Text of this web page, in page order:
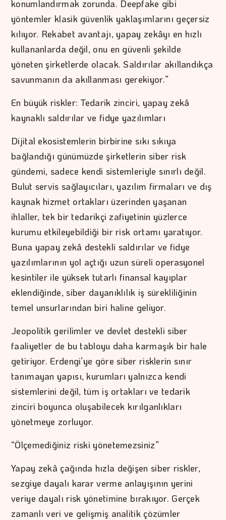
konumlandırmak zorunda. Deepfake gibi
yöntemler klasik güvenlik yaklaşımlarını geçersiz
kılıyor. Rekabet avantajı, yapay zekâyı en hızlı
kullananlarda değil, onu en güvenli şekilde
yöneten şirketlerde olacak. Saldırılar akıllandıkça
savunmanın da akıllanması gerekiyor.”
En büyük riskler: Tedarik zinciri, yapay zekâ
kaynaklı saldırılar ve fidye yazılımları
Dijital ekosistemlerin birbirine sıkı sıkıya
bağlandığı günümüzde şirketlerin siber risk
gündemi, sadece kendi sistemleriyle sınırlı değil.
Bulut servis sağlayıcıları, yazılım firmaları ve dış
kaynak hizmet ortakları üzerinden yaşanan
ihlaller, tek bir tedarikçi zafiyetinin yüzlerce
kurumu etkileyebildiği bir risk ortamı yaratıyor.
Buna yapay zekâ destekli saldırılar ve fidye
yazılımlarının yol açtığı uzun süreli operasyonel
kesintiler ile yüksek tutarlı finansal kayıplar
eklendiğinde, siber dayanıklılık iş sürekliliğinin
temel unsurlarından biri haline geliyor.
Jeopolitik gerilimler ve devlet destekli siber
faaliyetler de bu tabloyu daha karmaşık bir hale
getiriyor. Erdengi’ye göre siber risklerin sınır
tanımayan yapısı, kurumları yalnızca kendi
sistemlerini değil, tüm iş ortakları ve tedarik
zinciri boyunca oluşabilecek kırılganlıkları
yönetmeye zorluyor.
“Ölçemediğiniz riski yönetemezsiniz”
Yapay zekâ çağında hızla değişen siber riskler,
sezgiye dayalı karar verme anlayışının yerini
veriye dayalı risk yönetimine bırakıyor. Gerçek
zamanlı veri ve gelişmiş analitik çözümler